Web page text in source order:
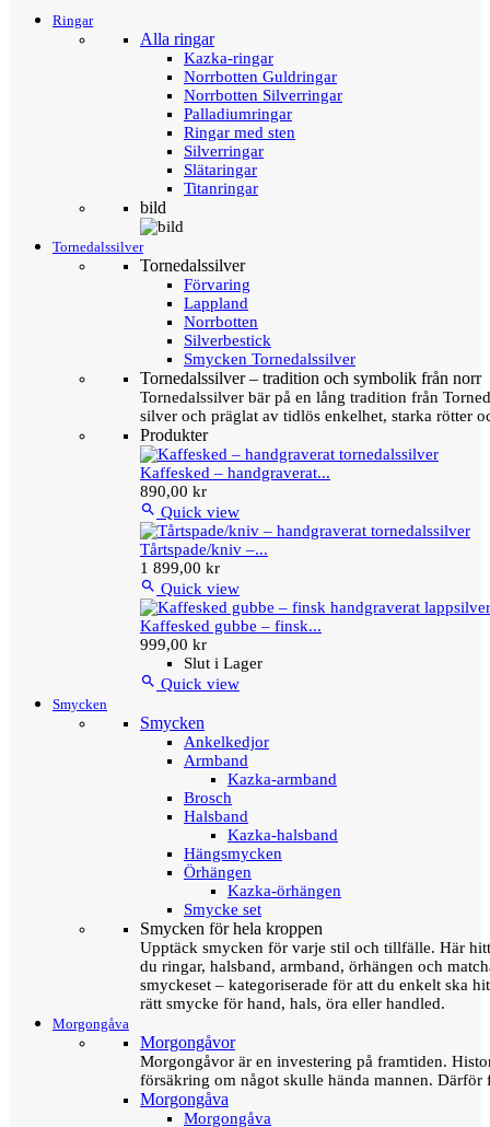
Ringar
Alla ringar
Kazka-ringar
Norrbotten Guldringar
Norrbotten Silverringar
Palladiumringar
Ringar med sten
Silverringar
Slätaringar
Titanringar
bild
Tornedalssilver
Tornedalssilver
Förvaring
Lappland
Norrbotten
Silverbestick
Smycken Tornedalssilver
Tornedalssilver – tradition och symbolik från norr
Tornedalssilver bär på en lång tradition från
silver och präglat av tidlös enkelhet, starka rötter
Produkter
Kaffesked – handgraverat...
890,00 kr
 Quick view
Tårtspade/kniv –...
1 899,00 kr
 Quick view
Kaffesked gubbe – finsk...
999,00 kr
Slut i Lager
 Quick view
Smycken
Smycken
Ankelkedjor
Armband
Kazka-armband
Brosch
Halsband
Kazka-halsband
Hängsmycken
Örhängen
Kazka-örhängen
Smycke set
Smycken för hela kroppen
Upptäck smycken för varje stil och tillfälle. Här
du ringar, halsband, armband, örhängen och
smyckeset – kategoriserade för att du enkelt ska
rätt smycke för hand, hals, öra eller handled.
Morgongåva
Morgongåvor
Morgongåvor är en investering på framtiden.
försäkring om något skulle hända mannen.
Morgongåva
Morgongåva